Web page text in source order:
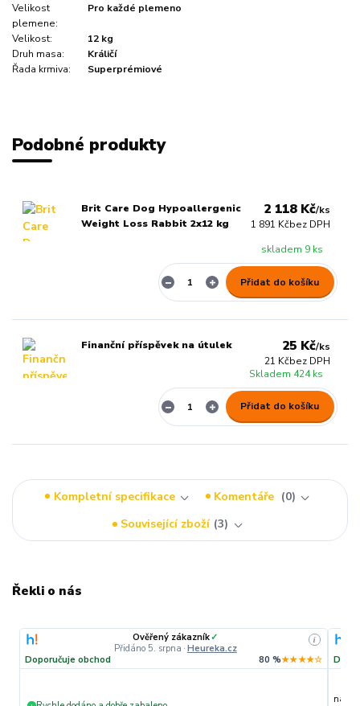
Velikost
plemene:
Pro každé plemeno
Velikost:
12 kg
Druh masa:
Králičí
Řada krmiva:
Superprémiové
Podobné produkty
Brit Care Dog Hypoallergenic
Weight Loss Rabbit 2x12 kg
2 118 Kč/ks
1 891 Kčbez DPH
skladem 9 ks
Přidat do košíku
Finanční příspěvek na útulek 25 Kč/ks
21 Kčbez DPH
Skladem 424 ks
Přidat do košíku
Kompletní specifikace Komentáře
0
Související zboží 3
Řekli o nás
Ověřený zákazník✓
Přidáno 5. srpna · Heureka.cz
i
Doporučuje obchod 80 %★★★★☆